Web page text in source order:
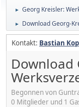
► Georg Kreisler:
► Download Georg-
Kontakt: Bastian
Download
Begonnen von
0 Mitglieder und 1